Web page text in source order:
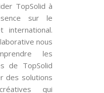
TopSolid à
sur le
international.
nous
les
de TopSolid
des solutions
qui